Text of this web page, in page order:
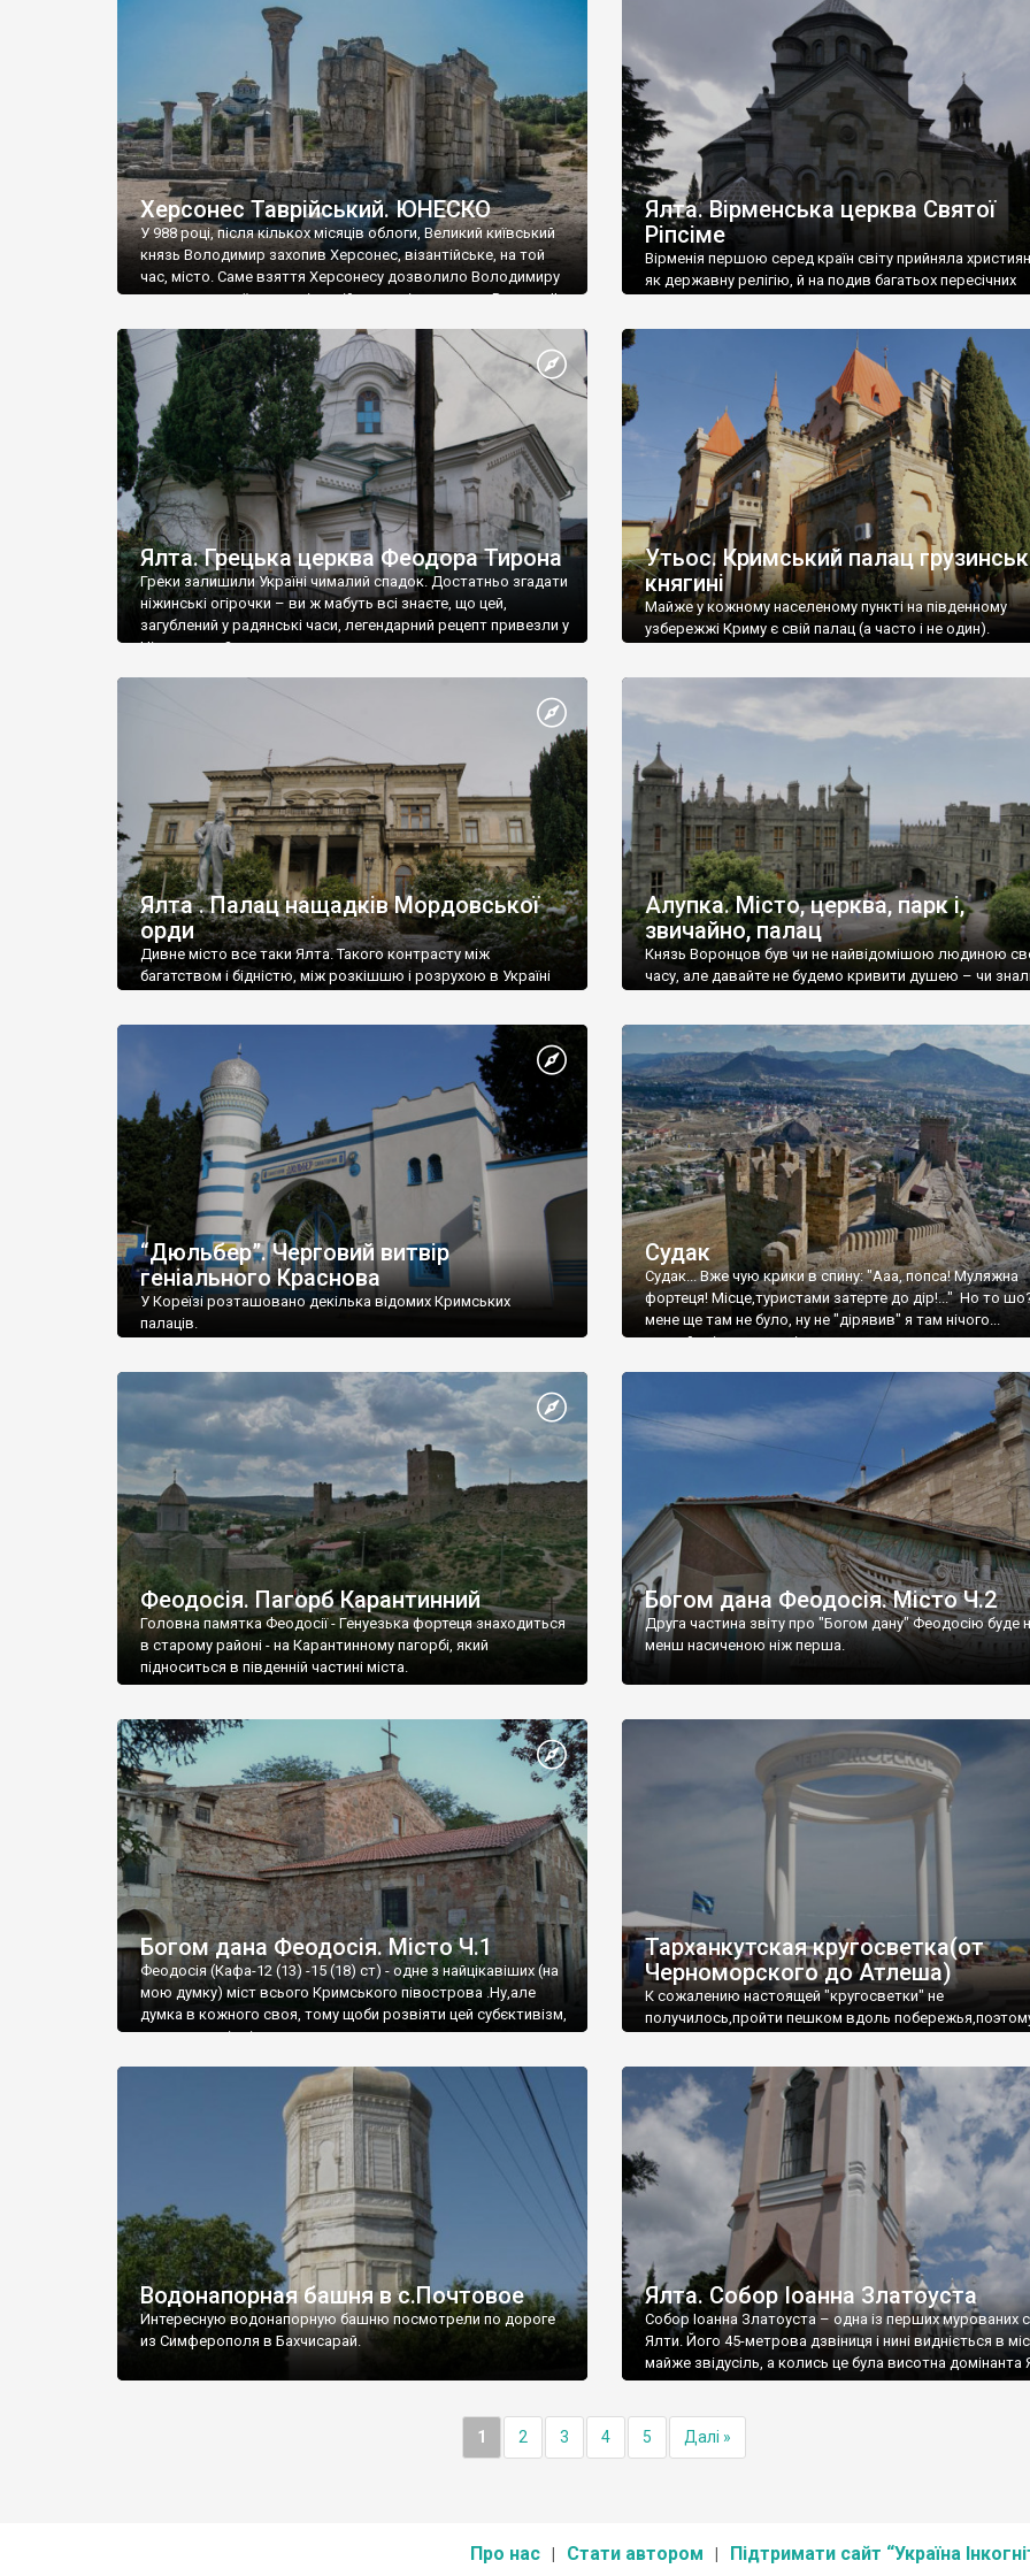
візантійської доби. Раритети викрадені з фондів об’єкту
культурної спадщини ЮНЕСКО «Херсонеса Таврійського».
Офіційно – на виставку «Золото Візантії», але експерти та
влада в Україні вважають це лише […]
називаються «повстяками» (postaki)…” “Вино. Крим
виробляє відмінне вино і його вдосталь: воно все
легке біле і дуже […]
Херсонес Таврійський. ЮНЕСКО
У 988 році, після кількох місяців облоги, Великий київський
князь Володимир захопив Херсонес, візантійське, на той
час, місто. Саме взяття Херсонесу дозволило Володимиру
диктувати свої умови візантійському імператору Василю ІІ,
Херсонесі Володимир-язичник, став Василем-
християнином. А потім було Хрещення Русі. На честь
Херсонесу Таврійського названо місто […]
Ялта. Вірменська церква Святої
Ріпсіме
Вірменія першою серед країн світу прийняла
як державну релігію, й на подив багатьох пересічних
Ялта. Грецька церква Феодора Тирона
Греки залишили Україні чималий спадок. Достатньо згадати
ніжинські огірочки – ви ж мабуть всі знаєте, що цей,
загублений у радянські часи, легендарний рецепт привезли у
Ніжин греки?
Утьос. Кримський палац
княгині
Майже у кожному населеному пункті на південному
узбережжі Криму є свій палац (а часто і не один).
Ялта . Палац нащадків Мордовської
орди
Дивне місто все таки Ялта. Такого контрасту між
багатством і бідністю, між розкішшю і розрухою в Україні
Алупка. Місто, церква, парк і,
звичайно, палац
Князь Воронцов був чи не найвідомішою людиною
часу, але давайте не будемо кривити душею – чи
“Дюльбер”. Черговий витвір
геніального Краснова
У Кореїзі розташовано декілька відомих Кримських
палаців.
Судак
Судак... Вже чую крики в спину: "Ааа, попса! Муляжна
фортеця! Місце,туристами затерте до дір!..." Но то
мене ще там не було, ну не "дірявив" я там нічого...
принаймні до цього літа.
Феодосія. Пагорб Карантинний
Головна памятка Феодосії - Генуезька фортеця знаходиться
в старому районі - на Карантинному пагорбі, який
підноситься в південній частині міста.
Богом дана Феодосія. Місто Ч.2
Друга частина звіту про "Богом дану" Феодосію буде
менш насиченою ніж перша.
Богом дана Феодосія. Місто Ч.1
Феодосія (Кафа-12 (13) -15 (18) ст) - одне з найцікавіших (на
мою думку) міст всього Кримського півострова .Ну,але
думка в кожного своя, тому щоби розвіяти цей субєктивізм,
запрошую відвідати це
Тарханкутская кругосветка(от
Черноморского до Атлеша)
К сожалению настоящей "кругосветки" не
получилось,пройти пешком вдоль
Водонапорная башня в с.Почтовое
Интересную водонапорную башню посмотрели по дороге
из Симферополя в Бахчисарай.
Ялта. Собор Іоанна Златоуста
Собор Іоанна Златоуста – одна із перших мурованих
Ялти. Його 45-метрова дзвіниця і нині видніється в
майже звідусіль, а колись це була висотна домінанта
1 2 3 4 5 Далі »
Про нас Стати автором Підтримати сайт “Україна